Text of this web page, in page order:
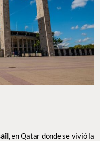
, en Qatar donde se vivió la